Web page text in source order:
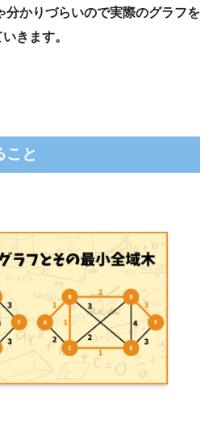
分かりづらいので実際のグラフを
きます。
こと